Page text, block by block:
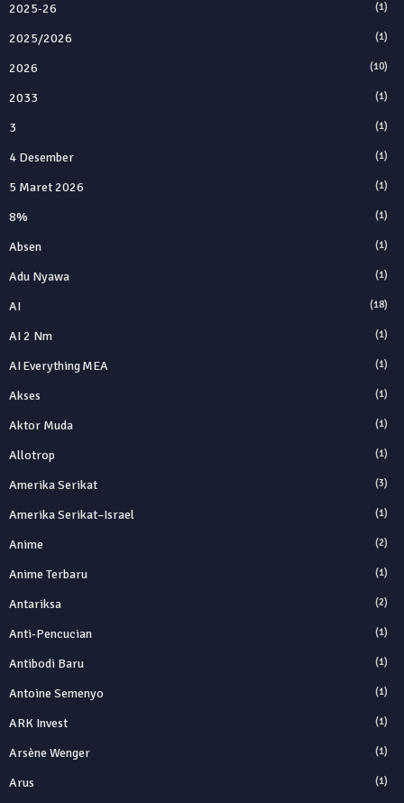
2025‑26 (1)
2025/2026 (1)
2026 (10)
2033 (1)
3 (1)
4 Desember (1)
5 Maret 2026 (1)
8% (1)
Absen (1)
Adu Nyawa (1)
AI (18)
AI 2 Nm (1)
AI Everything MEA (1)
Akses (1)
Aktor Muda (1)
Allotrop (1)
Amerika Serikat (3)
Amerika Serikat–Israel (1)
Anime (2)
Anime Terbaru (1)
Antariksa (2)
Anti‑Pencucian (1)
Antibodi Baru (1)
Antoine Semenyo (1)
ARK Invest (1)
Arsène Wenger (1)
Arus (1)